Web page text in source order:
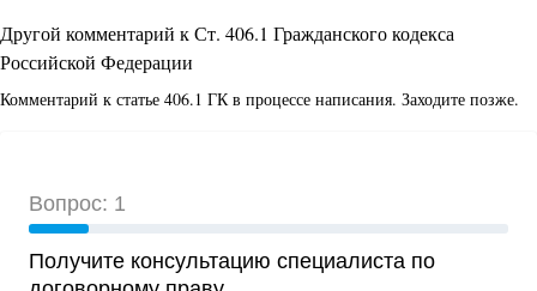
Другой комментарий к Ст. 406.1 Гражданского кодекса
Российской Федерации
Комментарий к статье 406.1 ГК в процессе написания. Заходите позже.